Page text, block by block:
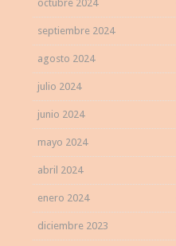
octubre 2024
septiembre 2024
agosto 2024
julio 2024
junio 2024
mayo 2024
abril 2024
enero 2024
diciembre 2023